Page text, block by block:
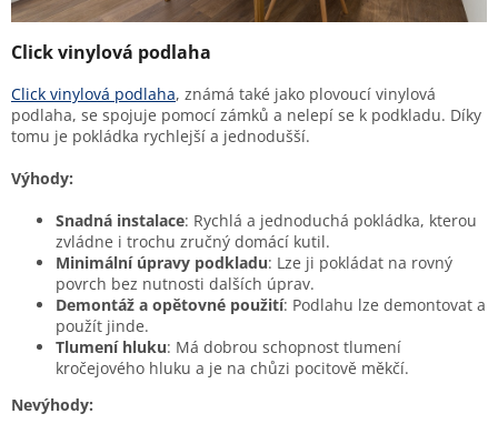
Click vinylová podlaha
Click vinylová podlaha, známá také jako plovoucí vinylová
podlaha, se spojuje pomocí zámků a nelepí se k podkladu. Díky
tomu je pokládka rychlejší a jednodušší.
Výhody:
Snadná instalace: Rychlá a jednoduchá pokládka, kterou
zvládne i trochu zručný domácí kutil.
Minimální úpravy podkladu: Lze ji pokládat na rovný
povrch bez nutnosti dalších úprav.
Demontáž a opětovné použití: Podlahu lze demontovat a
použít jinde.
Tlumení hluku: Má dobrou schopnost tlumení
kročejového hluku a je na chůzi pocitově měkčí.
Nevýhody: